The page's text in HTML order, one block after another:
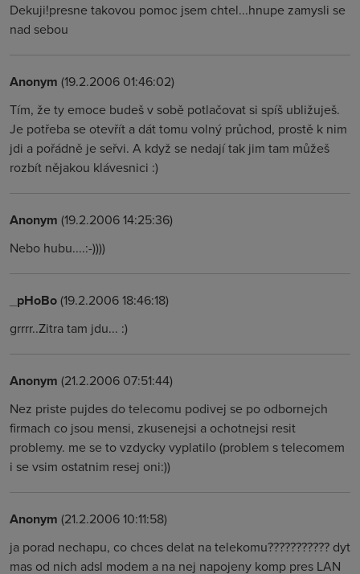
Dekuji!presne takovou pomoc jsem chtel...hnupe zamysli se
nad sebou
Anonym (19.2.2006 01:46:02)
Tím, že ty emoce budeš v sobě potlačovat si spíš ubližuješ.
Je potřeba se otevřít a dát tomu volný průchod, prostě k nim
jdi a pořádně je seřvi. A když se nedají tak jim tam můžeš
rozbít nějakou klávesnici :)
Anonym (19.2.2006 14:25:36)
Nebo hubu....:-))))
_pHoBo(19.2.2006 18:46:18)
grrrr..Zitra tam jdu... :)
Anonym (21.2.2006 07:51:44)
Nez priste pujdes do telecomu podivej se po odbornejch
firmach co jsou mensi, zkusenejsi a ochotnejsi resit
problemy. me se to vzdycky vyplatilo (problem s telecomem
i se vsim ostatnim resej oni:))
Anonym (21.2.2006 10:11:58)
ja porad nechapu, co chces delat na telekomu??????????? dyt
mas od nich adsl modem a na nej napojeny komp pres LAN